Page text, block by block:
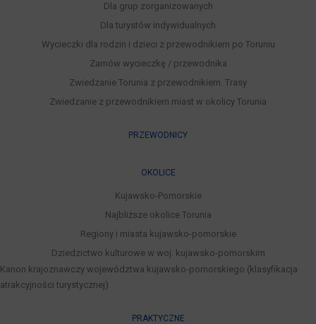
Dla grup zorganizowanych
Dla turystów indywidualnych
Wycieczki dla rodzin i dzieci z przewodnikiem po Toruniu
Zamów wycieczkę / przewodnika
Zwiedzanie Torunia z przewodnikiem. Trasy
Zwiedzanie z przewodnikiem miast w okolicy Torunia
PRZEWODNICY
OKOLICE
Kujawsko-Pomorskie
Najbliższe okolice Torunia
Regiony i miasta kujawsko-pomorskie
Dziedzictwo kulturowe w woj. kujawsko-pomorskim
Kanon krajoznawczy województwa kujawsko-pomorskiego (klasyfikacja
atrakcyjności turystycznej)
PRAKTYCZNE